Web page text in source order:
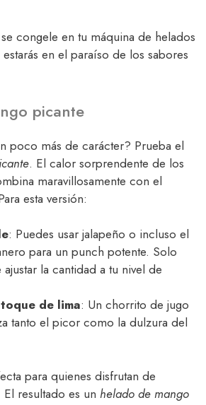
congele en tu máquina de helados
en el paraíso de los sabores
picante
poco más de carácter? Prueba el
. El calor sorprendente de los
maravillosamente con el
esta versión:
: Puedes usar jalapeño o incluso el
para un punch potente. Solo
ajustar la cantidad a tu nivel de
de lima: Un chorrito de jugo
tanto el picor como la dulzura del
para quienes disfrutan de
resultado es un helado de mango